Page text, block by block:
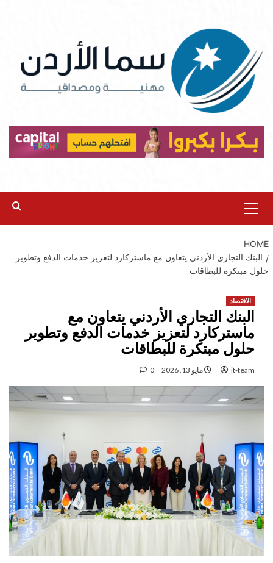
content
Menu
HOME
البنك التجاري الأردني يتعاون مع ماستركارد لتعزيز خدمات الدفع وتطوير
حلول مبتكرة للبطاقات
الاقتصاد
البنك التجاري الأردني يتعاون مع
ماستركارد لتعزيز خدمات الدفع وتطوير
حلول مبتكرة للبطاقات
it-team مايو 13, 2026 0